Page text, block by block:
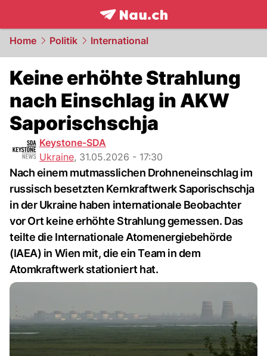
frontpage.NAU.ch
Home Politik International
Keine erhöhte Strahlung
nach Einschlag in AKW
Saporischschja
Keystone-SDA
Ukraine, 31.05.2026 - 17:30
Nach einem mutmasslichen Drohneneinschlag im
russisch besetzten Kernkraftwerk Saporischschja
in der Ukraine haben internationale Beobachter
vor Ort keine erhöhte Strahlung gemessen. Das
teilte die Internationale Atomenergiebehörde
(IAEA) in Wien mit, die ein Team in dem
Atomkraftwerk stationiert hat.